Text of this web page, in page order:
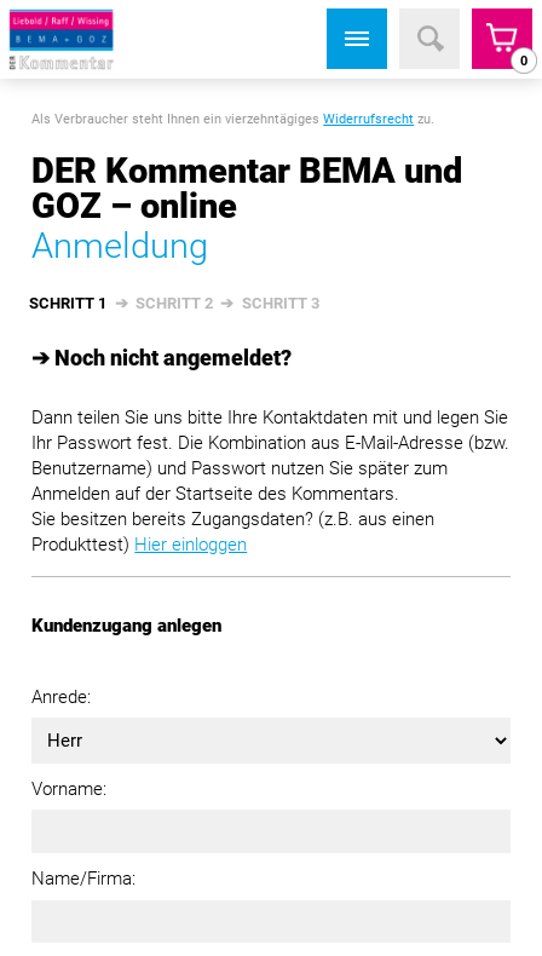
0
Als Verbraucher steht Ihnen ein vierzehntägigesWiderrufsrecht zu.
DER Kommentar BEMA und
GOZ – online
Anmeldung
SCHRITT 1 ➔ SCHRITT 2 ➔ SCHRITT 3
➔ Noch nicht angemeldet?
Dann teilen Sie uns bitte Ihre Kontaktdaten mit und legen Sie
Ihr Passwort fest. Die Kombination aus E-Mail-Adresse (bzw.
Benutzername) und Passwort nutzen Sie später zum
Anmelden auf der Startseite des Kommentars.
Sie besitzen bereits Zugangsdaten? (z.B. aus einen
Produkttest) Hier einloggen
Kundenzugang anlegen
Anrede:
Vorname:
Name/Firma: